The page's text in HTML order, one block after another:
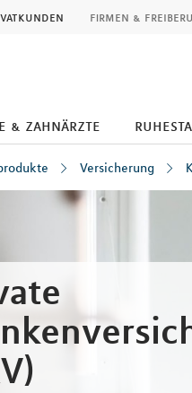
firmen &
& zahnärzte
Versicherung